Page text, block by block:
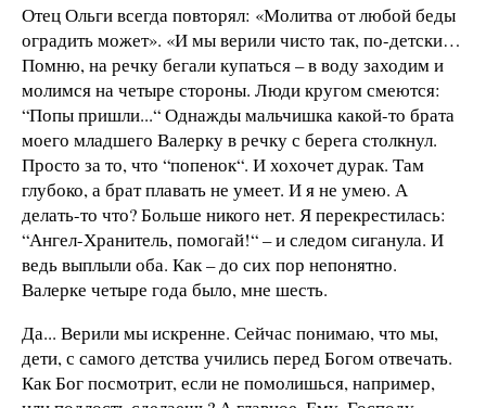
Отец Ольги всегда повторял: «Молитва от любой беды
оградить может». «И мы верили чисто так, по-детски…
Помню, на речку бегали купаться – в воду заходим и
молимся на четыре стороны. Люди кругом смеются:
“Попы пришли...“ Однажды мальчишка какой-то брата
моего младшего Валерку в речку с берега столкнул.
Просто за то, что “попенок“. И хохочет дурак. Там
глубоко, а брат плавать не умеет. И я не умею. А
делать-то что? Больше никого нет. Я перекрестилась:
“Ангел-Хранитель, помогай!“ – и следом сиганула. И
ведь выплыли оба. Как – до сих пор непонятно.
Валерке четыре года было, мне шесть.
Да... Верили мы искренне. Сейчас понимаю, что мы,
дети, с самого детства учились перед Богом отвечать.
Как Бог посмотрит, если не помолишься, например,